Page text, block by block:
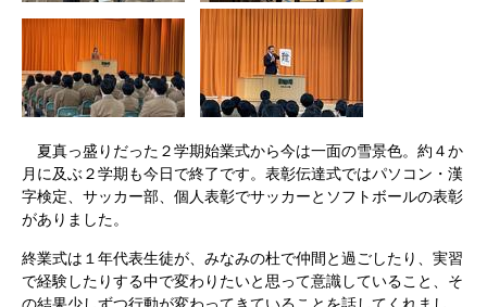
夏真っ盛りだった２学期始業式から今は一面の雪景色。約４か
月に及ぶ２学期も今日で終了です。表彰伝達式ではパソコン・漢
字検定、サッカー部、個人表彰でサッカーとソフトボールの表彰
がありました。
終業式は１年代表生徒が、みなみの杜で仲間と過ごしたり、実習
で経験したりする中で変わりたいと思って意識していること、そ